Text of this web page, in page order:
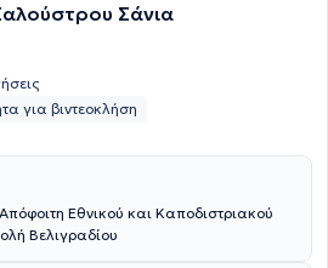
Σάνια
για βιντεοκλήση
Εθνικού και Καποδιστριακού
Βελιγραδίου